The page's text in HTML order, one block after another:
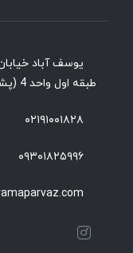
طبقه اول واحد 4 (پشتیبانی 24 ساعته)
۰۲۱۹۱۰۰۱۸۲۸
۰۹۳۰۱۸۲۵۹۹۶